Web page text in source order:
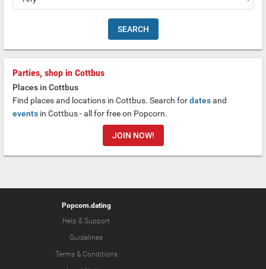
Parties, shop in Cottbus
Places in Cottbus
Find places and locations in Cottbus. Search fordatesand
events in Cottbus - all for free on Popcorn.
JOIN NOW!
Popcorn.dating
Help & Support
Guidelines
Terms & Conditions